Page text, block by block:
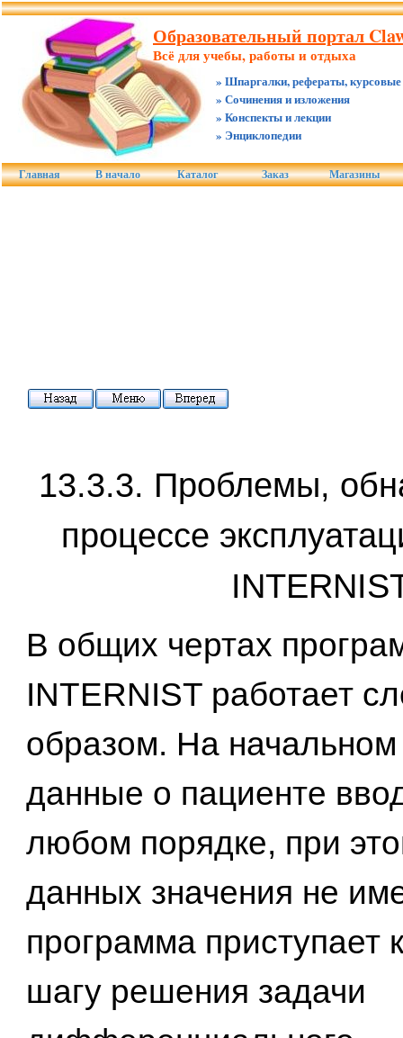
Образовательный портал
Всё для учебы, работы и отдыха
» Шпаргалки, рефераты, курсовые
» Сочинения и изложения
» Конспекты и лекции
» Энциклопедии
Главная В начало Каталог Заказ Магазины
13.3.3. Проблемы,
процессе
В общих чертах
INTERNIST работает
образом. На начальном
данные о пациенте
любом порядке, при
данных значения не
программа приступает
шагу решения задачи